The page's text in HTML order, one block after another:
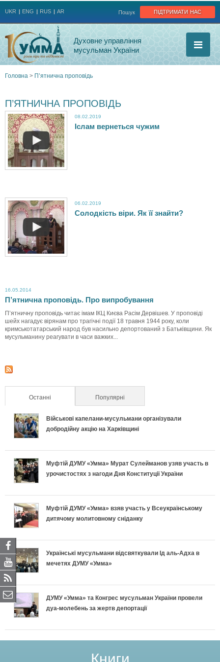
підтримати нас
Пошук
UKR ENG RUS AR
Духовне управління
мусульман України
є
тут
Головна > П’ятнична проповідь
П’ЯТНИЧНА ПРОПОВІДЬ
И
с
л
м
в
е
н
ё
т
08.02.2019
Іслам вернеться чужим
С
л
а
о
с
т
е
е
ё
о
р
06.02.2019
Солодкість віри. Як її знайти?
16.05.2014
П’ятнична проповідь. Про випробування
П’ятничну проповідь читає імам ІКЦ Києва Расім Дервішев. У проповіді
шейх нагадує вірянам про трагічні події 18 травня 1944 року, коли
кримськотатарський народ був насильно депортований з Батьківщини. Як
мусульманину реагувати в часи важких...
Останні (активна вкладка)Популярні
Військові капелани-мусульмани організували
добродійну акцію на Харківщині
Муфтій ДУМУ «Умма» Мурат Сулейманов узяв участь в
урочистостях з нагоди Дня Конституції України
Муфтій ДУМУ «Умма» взяв участь у Всеукраїнському
дитячому молитовному сніданку
Українські мусульмани відсвяткували Ід аль-Адха в
мечетях ДУМУ «Умма»
ДУМУ «Умма» та Конгрес мусульман України провели
дуа-молебень за жертв депортації
Книги